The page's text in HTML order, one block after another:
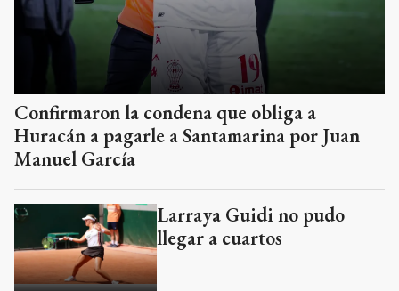
Confirmaron la condena que obliga a
Huracán a pagarle a Santamarina por Juan
Manuel García
Larraya Guidi no pudo
llegar a cuartos